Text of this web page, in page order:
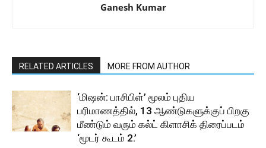
Ganesh Kumar
RELATED ARTICLES MORE FROM AUTHOR
‘மிஷன்: பாசிபிள்’ மூலம் புதிய
பரிமாணத்தில், 13 ஆண்டுகளுக்குப் பிறகு
மீண்டும் வரும் கல்ட் கிளாசிக் திரைப்படம்
‘மூடர் கூடம் 2.’